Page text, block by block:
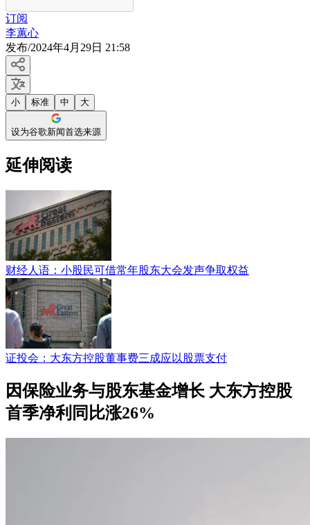
订阅
李蕙心
发布/2024年4月29日 21:58
小 标准 中 大
设为谷歌新闻首选来源
延伸阅读
财经人语：小股民可借常年股东大会发声争取权益
证投会：大东方控股董事费三成应以股票支付
因保险业务与股东基金增长 大东方控股
首季净利同比涨26%